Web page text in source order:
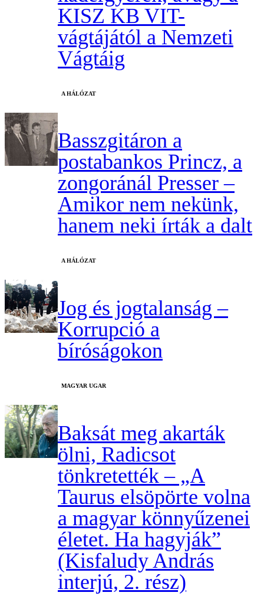
KISZ KB VIT-
vágtájától a Nemzeti
Vágtáig
A HÁLÓZAT
Basszgitáron a
postabankos Princz, a
zongoránál Presser –
Amikor nem nekünk,
hanem neki írták a dalt
A HÁLÓZAT
Jog és jogtalanság –
Korrupció a
bíróságokon
MAGYAR UGAR
Baksát meg akarták
ölni, Radicsot
tönkretették – „A
Taurus elsöpörte volna
a magyar könnyűzenei
életet. Ha hagyják”
(Kisfaludy András
interjú, 2. rész)